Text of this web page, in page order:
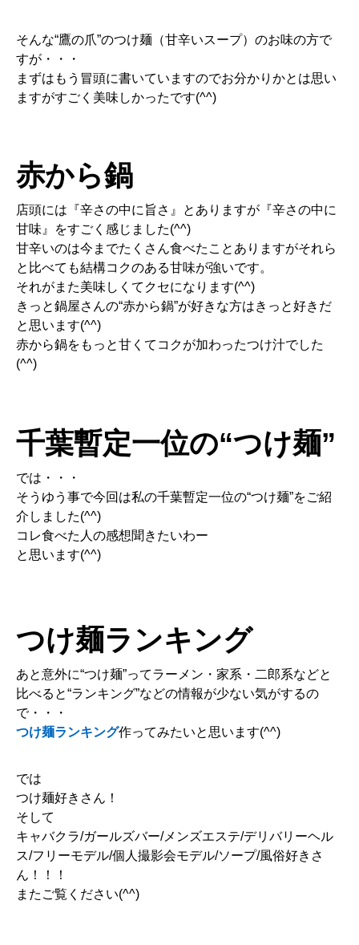
そんな“鷹の爪”のつけ麺（甘辛いスープ）のお味の方で
すが・・・
まずはもう冒頭に書いていますのでお分かりかとは思い
ますがすごく美味しかったです(^^)
赤から鍋
店頭には『辛さの中に旨さ』とありますが『辛さの中に
甘味』をすごく感じました(^^)
甘辛いのは今までたくさん食べたことありますがそれら
と比べても結構コクのある甘味が強いです。
それがまた美味しくてクセになります(^^)
きっと鍋屋さんの“赤から鍋”が好きな方はきっと好きだ
と思います(^^)
赤から鍋をもっと甘くてコクが加わったつけ汁でした
(^^)
千葉暫定一位の“つけ麺”
では・・・
そうゆう事で今回は私の千葉暫定一位の“つけ麺”をご紹
介しました(^^)
コレ食べた人の感想聞きたいわー
と思います(^^)
つけ麺ランキング
あと意外に“つけ麺”ってラーメン・家系・二郎系などと
比べると“ランキング”などの情報が少ない気がするの
で・・・
つけ麺ランキング作ってみたいと思います(^^)
では
つけ麺好きさん！
そして
キャバクラ/ガールズバー/メンズエステ/デリバリーヘル
ス/フリーモデル/個人撮影会モデル/ソープ/風俗好きさ
ん！！！
またご覧ください(^^)